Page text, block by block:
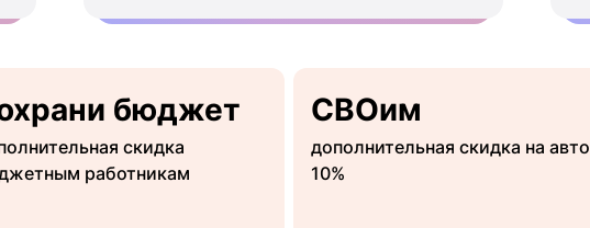
бюджет
скидка
работникам
СВОим
дополнительная скидка на авто
10%